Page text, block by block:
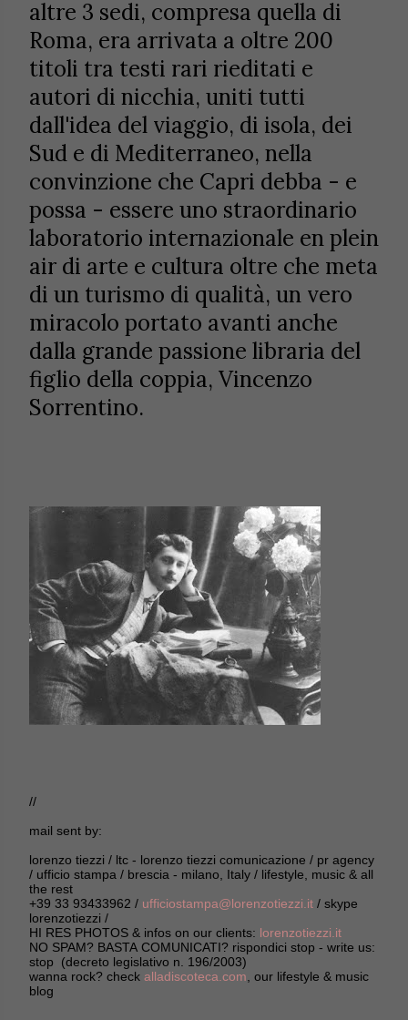
altre 3 sedi, compresa quella di
Roma, era arrivata a oltre 200
titoli tra testi rari rieditati e
autori di nicchia, uniti tutti
dall'idea del viaggio, di isola, dei
Sud e di Mediterraneo, nella
convinzione che Capri debba - e
possa - essere uno straordinario
laboratorio internazionale en plein
air di arte e cultura oltre che meta
di un turismo di qualità, un vero
miracolo portato avanti anche
dalla grande passione libraria del
figlio della coppia, Vincenzo
Sorrentino.
//
mail sent by:
lorenzo tiezzi / ltc - lorenzo tiezzi comunicazione / pr agency
/ ufficio stampa / brescia - milano, Italy / lifestyle, music & all
the rest
+39 33 93433962 / ufficiostampa@lorenzotiezzi.it / skype
lorenzotiezzi /
HI RES PHOTOS & infos on our clients: lorenzotiezzi.it
NO SPAM? BASTA COMUNICATI? rispondici stop - write us:
stop (decreto legislativo n. 196/2003)
wanna rock? check alladiscoteca.com , our lifestyle & music
blog